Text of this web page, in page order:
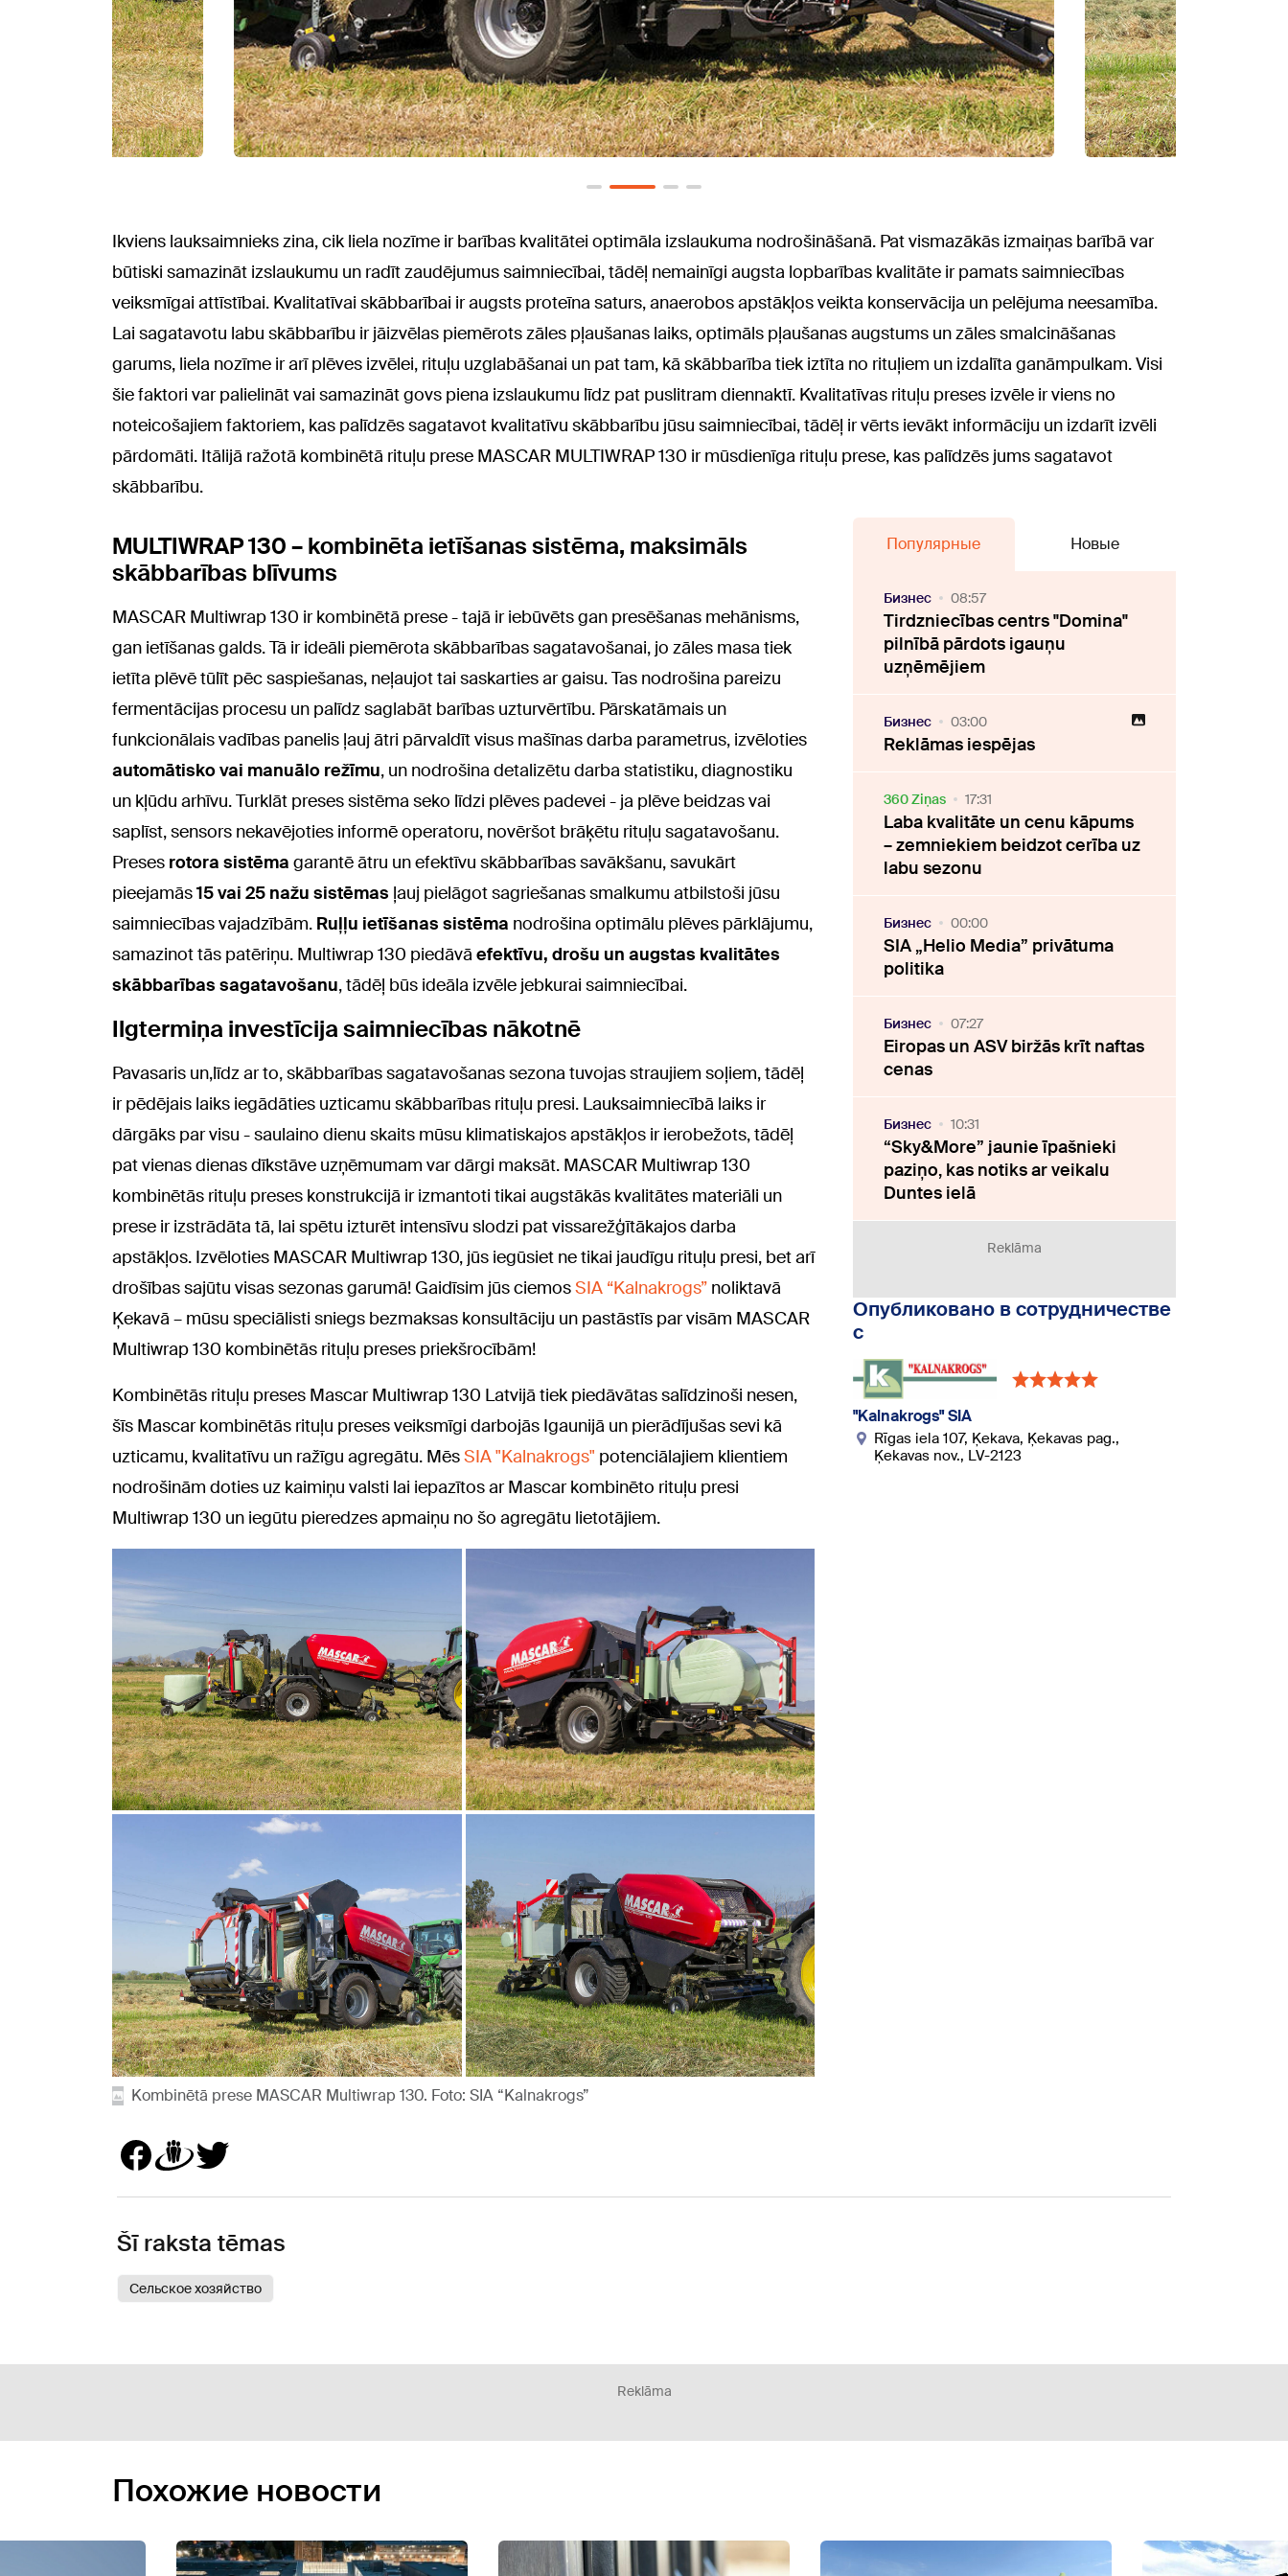
Ikviens lauksaimnieks zina, cik liela nozīme ir barības kvalitātei optimāla izslaukuma nodrošināšanā. Pat vismazākās izmaiņas barībā var
būtiski samazināt izslaukumu un radīt zaudējumus saimniecībai, tādēļ nemainīgi augsta lopbarības kvalitāte ir pamats saimniecības
veiksmīgai attīstībai. Kvalitatīvai skābbarībai ir augsts proteīna saturs, anaerobos apstākļos veikta konservācija un pelējuma neesamība.
Lai sagatavotu labu skābbarību ir jāizvēlas piemērots zāles pļaušanas laiks, optimāls pļaušanas augstums un zāles smalcināšanas
garums, liela nozīme ir arī plēves izvēlei, rituļu uzglabāšanai un pat tam, kā skābbarība tiek iztīta no rituļiem un izdalīta ganāmpulkam. Visi
šie faktori var palielināt vai samazināt govs piena izslaukumu līdz pat puslitram diennaktī. Kvalitatīvas rituļu preses izvēle ir viens no
noteicošajiem faktoriem, kas palīdzēs sagatavot kvalitatīvu skābbarību jūsu saimniecībai, tādēļ ir vērts ievākt informāciju un izdarīt izvēli
pārdomāti. Itālijā ražotā kombinētā rituļu prese MASCAR MULTIWRAP 130 ir mūsdienīga rituļu prese, kas palīdzēs jums sagatavot
skābbarību.
MULTIWRAP 130 – kombinēta ietīšanas sistēma, maksimāls
skābbarības blīvums
MASCAR Multiwrap 130 ir kombinētā prese - tajā ir iebūvēts gan presēšanas mehānisms,
gan ietīšanas galds. Tā ir ideāli piemērota skābbarības sagatavošanai, jo zāles masa tiek
ietīta plēvē tūlīt pēc saspiešanas, neļaujot tai saskarties ar gaisu. Tas nodrošina pareizu
fermentācijas procesu un palīdz saglabāt barības uzturvērtību. Pārskatāmais un
funkcionālais vadības panelis ļauj ātri pārvaldīt visus mašīnas darba parametrus, izvēloties
automātisko vai manuālo režīmu, un nodrošina detalizētu darba statistiku, diagnostiku
un kļūdu arhīvu. Turklāt preses sistēma seko līdzi plēves padevei - ja plēve beidzas vai
saplīst, sensors nekavējoties informē operatoru, novēršot brāķētu rituļu sagatavošanu.
Preses rotora sistēma garantē ātru un efektīvu skābbarības savākšanu, savukārt
pieejamās15 vai 25 nažu sistēmas ļauj pielāgot sagriešanas smalkumu atbilstoši jūsu
saimniecības vajadzībām. Ruļļu ietīšanas sistēma nodrošina optimālu plēves pārklājumu,
samazinot tās patēriņu. Multiwrap 130 piedāvā efektīvu, drošu un augstas kvalitātes
skābbarības sagatavošanu, tādēļ būs ideāla izvēle jebkurai saimniecībai.
Ilgtermiņa investīcija saimniecības nākotnē
Pavasaris un,līdz ar to, skābbarības sagatavošanas sezona tuvojas straujiem soļiem, tādēļ
ir pēdējais laiks iegādāties uzticamu skābbarības rituļu presi. Lauksaimniecībā laiks ir
dārgāks par visu - saulaino dienu skaits mūsu klimatiskajos apstākļos ir ierobežots, tādēļ
pat vienas dienas dīkstāve uzņēmumam var dārgi maksāt. MASCAR Multiwrap 130
kombinētās rituļu preses konstrukcijā ir izmantoti tikai augstākās kvalitātes materiāli un
prese ir izstrādāta tā, lai spētu izturēt intensīvu slodzi pat vissarežģītākajos darba
apstākļos. Izvēloties MASCAR Multiwrap 130, jūs iegūsiet ne tikai jaudīgu rituļu presi, bet arī
drošības sajūtu visas sezonas garumā! Gaidīsim jūs ciemosSIA “Kalnakrogs” noliktavā
Ķekavā – mūsu speciālisti sniegs bezmaksas konsultāciju un pastāstīs par visām MASCAR
Multiwrap 130 kombinētās rituļu preses priekšrocībām!
Kombinētās rituļu preses Mascar Multiwrap 130 Latvijā tiek piedāvātas salīdzinoši nesen,
šīs Mascar kombinētās rituļu preses veiksmīgi darbojās Igaunijā un pierādījušas sevi kā
uzticamu, kvalitatīvu un ražīgu agregātu. MēsSIA "Kalnakrogs" potenciālajiem klientiem
nodrošinām doties uz kaimiņu valsti lai iepazītos ar Mascar kombinēto rituļu presi
Multiwrap 130 un iegūtu pieredzes apmaiņu no šo agregātu lietotājiem.
Kombinētā prese MASCAR Multiwrap 130. Foto: SIA “Kalnakrogs”
Популярные Новые
Бизнес 08:57
Tirdzniecības centrs "Domina"
pilnībā pārdots igauņu
uzņēmējiem
Бизнес 03:00
Reklāmas iespējas
360 Ziņas 17:31
Laba kvalitāte un cenu kāpums
– zemniekiem beidzot cerība uz
labu sezonu
Бизнес 00:00
SIA „Helio Media” privātuma
politika
Бизнес 07:27
Eiropas un ASV biržās krīt naftas
cenas
Бизнес 10:31
“Sky&More” jaunie īpašnieki
paziņo, kas notiks ar veikalu
Duntes ielā
Reklāma
Опубликовано в сотрудничестве
с
"Kalnakrogs" SIA
Rīgas iela 107, Ķekava, Ķekavas pag.,
Ķekavas nov., LV-2123
Šī raksta tēmas
Сельское хозяйство
Reklāma
Похожие новости